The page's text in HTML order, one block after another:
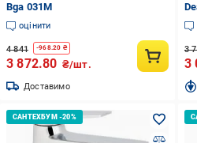
Bga 031M
оцінити
4 841 -968.20 ₴
3 872.80 ₴/шт.
Доставимо
3
3